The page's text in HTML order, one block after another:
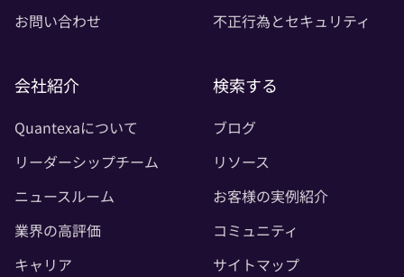
お問い合わせ
不正行為とセキュリティ
会社紹介
Quantexaについて
リーダーシップチーム
ニュースルーム
業界の高評価
キャリア
検索する
ブログ
リソース
お客様の実例紹介
コミュニティ
サイトマップ